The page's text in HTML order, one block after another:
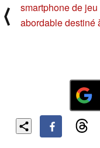
⟨
smartphone de jeu
abordable destiné